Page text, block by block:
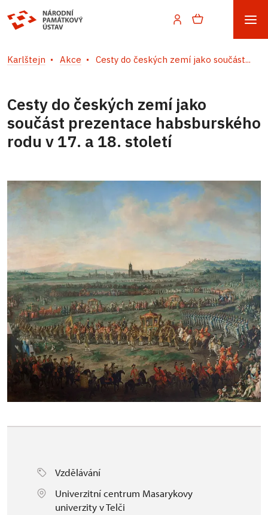
Karlštejn Akce Cesty do českých zemí jako součást...
Cesty do českých zemí jako
součást prezentace habsburského
rodu v 17. a 18. století
Vzdělávání
Univerzitní centrum Masarykovy
univerzity v Telči